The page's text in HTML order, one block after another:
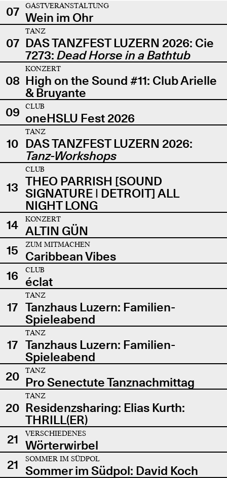
07
GASTVERANSTALTUNG
Wein im Ohr
07
TANZ
DAS TANZFEST LUZERN 2026: Cie
7273: Dead Horse in a Bathtub
08
KONZERT
High on the Sound #11: Club Arielle
& Bruyante
09
CLUB
oneHSLU Fest 2026
10
TANZ
DAS TANZFEST LUZERN 2026:
Tanz-Workshops
13
CLUB
THEO PARRISH [SOUND
SIGNATURE | DETROIT] ALL
NIGHT LONG
14
KONZERT
ALTIN GÜN
15
ZUM MITMACHEN
Caribbean Vibes
16
CLUB
éclat
17
TANZ
Tanzhaus Luzern: Familien-
Spieleabend
17
TANZ
Tanzhaus Luzern: Familien-
Spieleabend
20
TANZ
Pro Senectute Tanznachmittag
20
TANZ
Residenzsharing: Elias Kurth:
THRILL(ER)
21
VERSCHIEDENES
Wörterwirbel
21
SOMMER IM SÜDPOL
Sommer im Südpol: David Koch